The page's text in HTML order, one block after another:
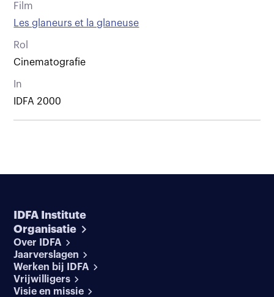
Film
Les glaneurs et la glaneuse
Rol
Cinematografie
In
IDFA 2000
IDFA Institute
Organisatie
Over IDFA
Jaarverslagen
Werken bij IDFA
Vrijwilligers
Visie en missie